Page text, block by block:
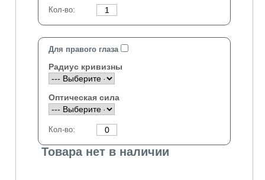
Кол-во:
Для правого глаза
Радиус кривизны
Оптическая сила
Кол-во:
Товара нет в наличии